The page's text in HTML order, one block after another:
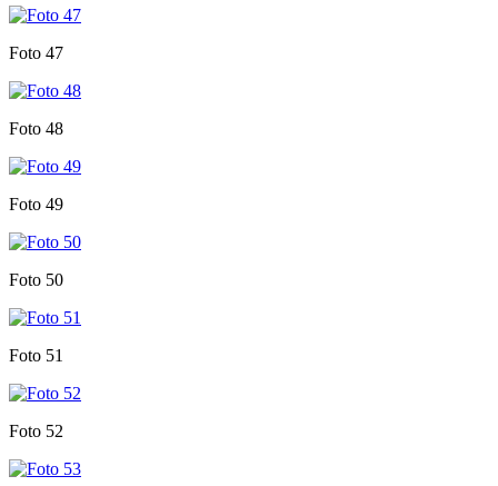
Foto 47
Foto 48
Foto 49
Foto 50
Foto 51
Foto 52